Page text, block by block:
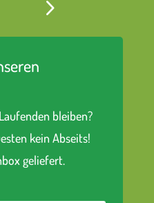
bleiben?
kein Abseits!
geliefert.